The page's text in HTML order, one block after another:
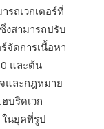
รถเวกเตอร์ที่
งสามารถปรับ
จัดการเนื้อหา
และต้น
และกฎหมาย
บริดเวก
ในยุคที่รูป